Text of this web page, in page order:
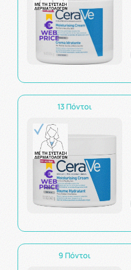
13 Πόντοι
9 Πόντοι